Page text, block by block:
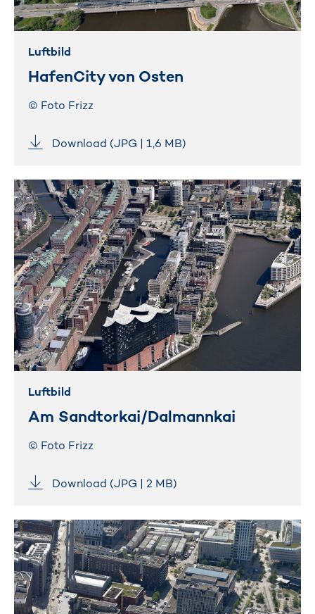
Luftbild
HafenCity von Osten
© Foto Frizz
Download (JPG | 1,6 MB)
Luftbild
Am Sandtorkai/Dalmannkai
© Foto Frizz
Download (JPG | 2 MB)